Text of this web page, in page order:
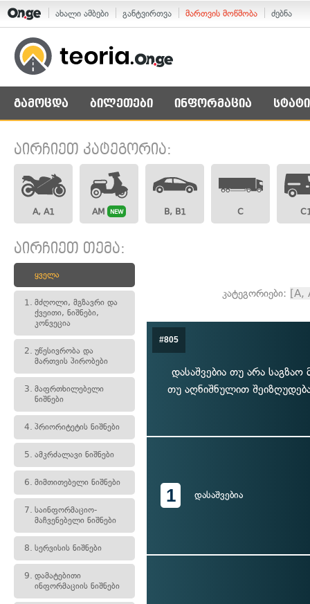
ახალი ამბები განტვირთვა მართვის მოწმობა ძებნა
გამოცდა ბილეთები ინფორმაცია
აირჩიეთ კატეგორია:
A, A1 AM NEW B, B1 C
აირჩიეთ თემა:
ყველა
1. მძღოლი, მგზავრი და
ქვეითი, ნიშნები,
კონვეცია
2. უწესივრობა და
მართვის პირობები
3. მაფრთხილებელი
ნიშნები
4. პრიორიტეტის ნიშნები
5. ამკრძალავი ნიშნები
6. მიმთითებელი ნიშნები
7. საინფორმაციო-
მაჩვენებელი ნიშნები
8. სერვისის ნიშნები
9. დამატებითი
ინფორმაციის ნიშნები
კატეგორიები: [A,
#805
დასაშვებია თუ არა
თუ აღნიშნულით
1 დასაშვებია